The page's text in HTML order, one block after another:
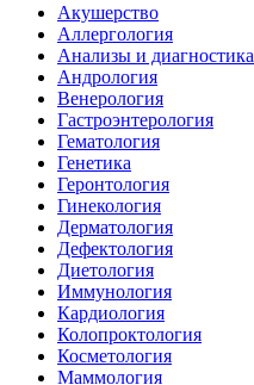
Акушерство
Аллергология
Анализы и диагностика
Андрология
Венерология
Гастроэнтерология
Гематология
Генетика
Геронтология
Гинекология
Дерматология
Дефектология
Диетология
Иммунология
Кардиология
Колопроктология
Косметология
Маммология